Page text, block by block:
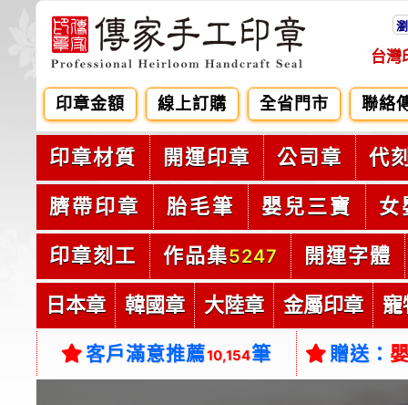
台灣
印章金額 線上訂購 全省門市 聯絡
印章材質 開運印章 公司章 代
臍帶印章 胎毛筆 嬰兒三寶 女
印章刻工 作品集5247 開運字體
日本章 韓國章 大陸章 金屬印章 寵
客戶滿意推薦10,154筆 贈送：